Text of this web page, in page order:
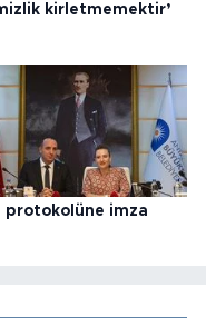
kirletmemektir’
protokolüne imza